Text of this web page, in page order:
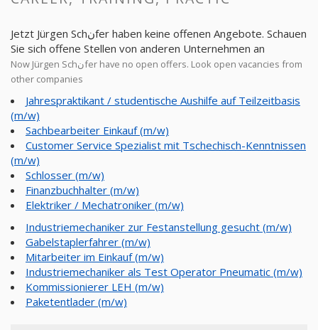
Jetzt Jürgen Schنfer haben keine offenen Angebote. Schauen
Sie sich offene Stellen von anderen Unternehmen an
Now Jürgen Schنfer have no open offers. Look open vacancies from
other companies
Jahrespraktikant / studentische Aushilfe auf Teilzeitbasis
(m/w)
Sachbearbeiter Einkauf (m/w)
Customer Service Spezialist mit Tschechisch-Kenntnissen
(m/w)
Schlosser (m/w)
Finanzbuchhalter (m/w)
Elektriker / Mechatroniker (m/w)
Industriemechaniker zur Festanstellung gesucht (m/w)
Gabelstaplerfahrer (m/w)
Mitarbeiter im Einkauf (m/w)
Industriemechaniker als Test Operator Pneumatic (m/w)
Kommissionierer LEH (m/w)
Paketentlader (m/w)